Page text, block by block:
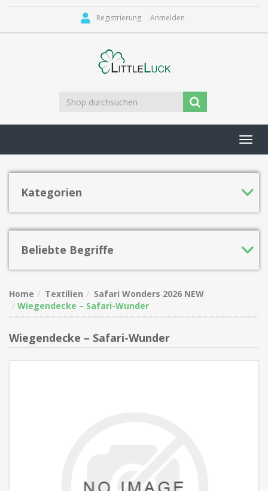
Registrierung Anmelden
Kategorien
Beliebte Begriffe
Home Textilien
Safari Wonders 2026 NEW
Wiegen­decke – Safari-Wunder
Wiegen­decke – Safari-Wunder